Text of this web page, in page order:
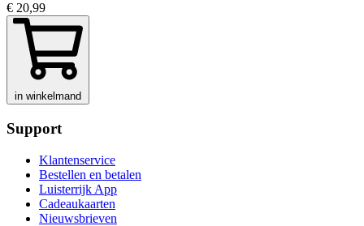
€ 20,99
in winkelmand
Support
Klantenservice
Bestellen en betalen
Luisterrijk App
Cadeaukaarten
Nieuwsbrieven